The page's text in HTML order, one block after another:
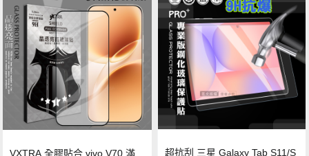
VXTRA 全膠貼合 vivo V70 滿
超抗刮 三星 Galaxy Tab S11/S